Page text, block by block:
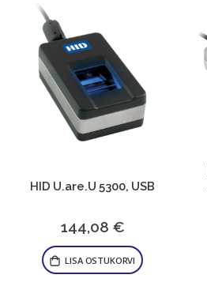
HID U.are.U 5300, USB
144,08 €
LISA OSTUKORVI